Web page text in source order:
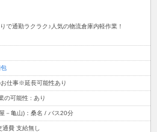
で通勤ラクラク♪人気の物流倉庫内軽作業！
仕事※延長可能性あり
の可能性 : あり
－亀山)：桑名 / バス20分
費 支給無し